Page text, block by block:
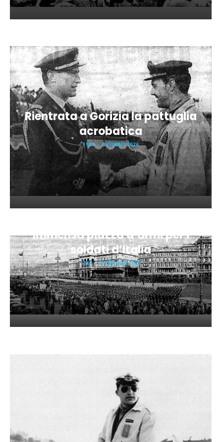
Rientrata a Gorizia la pattuglia
acrobatica
1965 3 GIUGNO 2026
Immensa piazza d’armi per i
soldati d’Italia
1964 29 MAGGIO 2026